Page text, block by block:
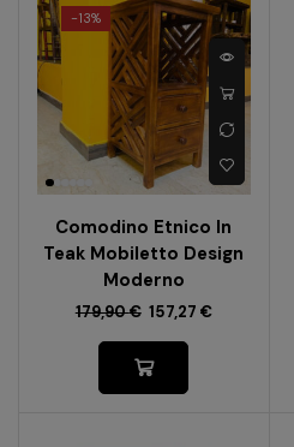
-13%
Comodino Etnico In
Teak Mobiletto Design
Moderno
179,90€ 157,27 €